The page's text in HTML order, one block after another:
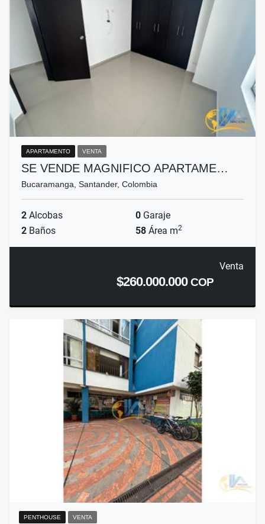
APARTAMENTO VENTA
SE VENDE MAGNIFICO APARTAME…
Bucaramanga, Santander, Colombia
2 Alcobas 0 Garaje
2 Baños 58 Área m2
Venta
$260.000.000COP
PENTHOUSE VENTA